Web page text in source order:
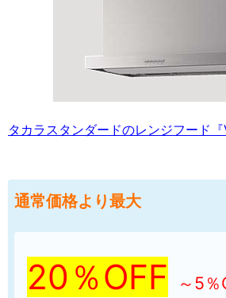
タカラスタンダードのレンジフード『
通常価格より最大
20％OFF ～5％